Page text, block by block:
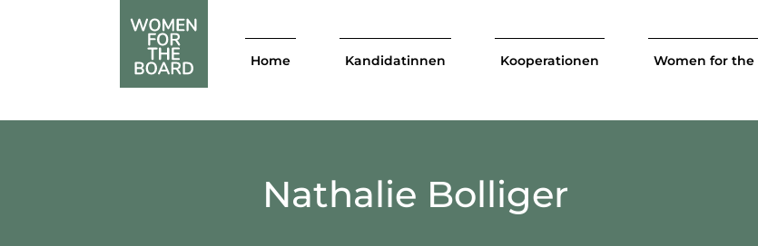
Home Kandidatinnen Kooperationen Women for
Nathalie Bolliger